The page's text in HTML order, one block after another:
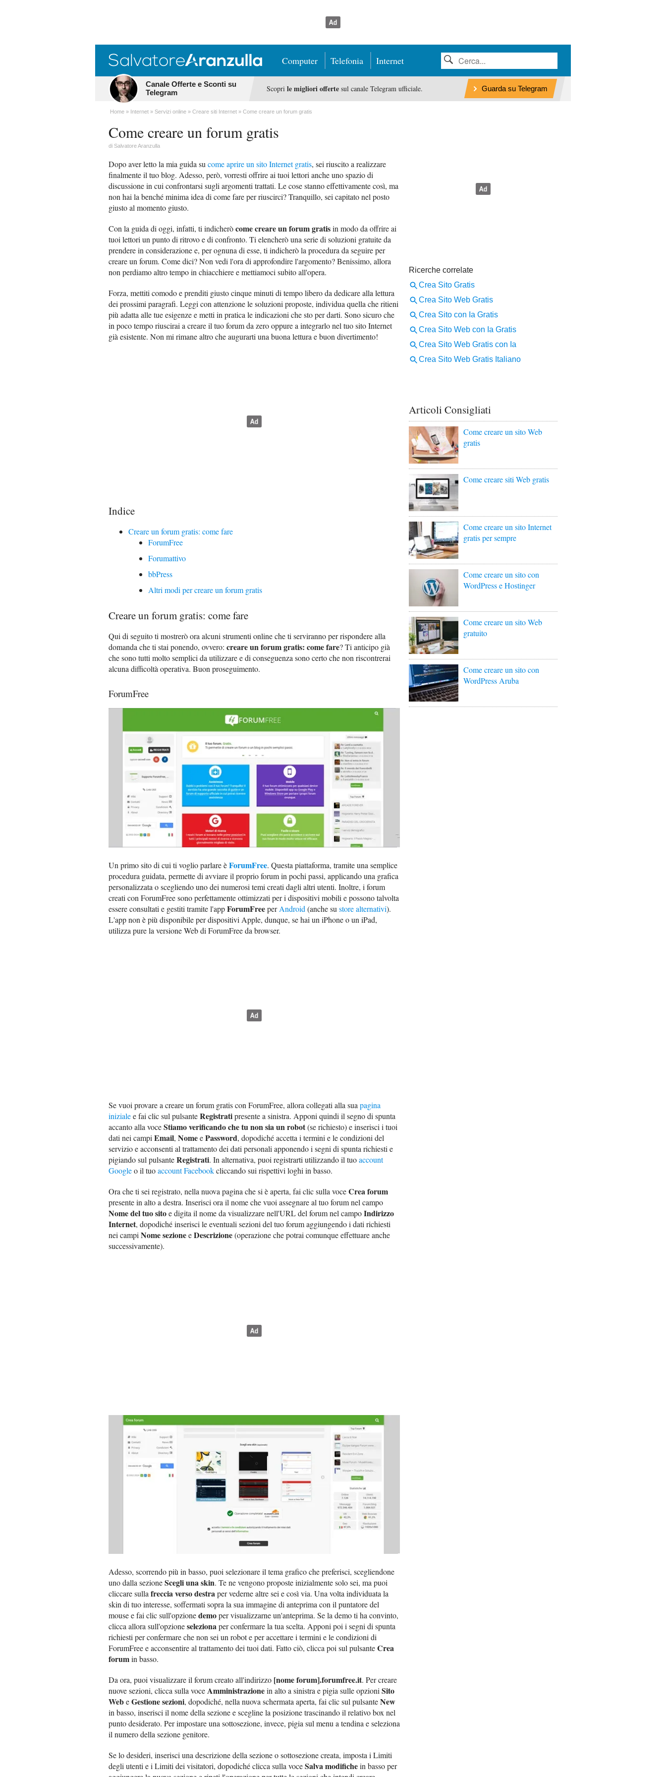
Computer Telefonia Internet
Canale Offerte e Sconti su
Telegram
Scopri le migliori offertesul canale Telegram ufficiale. Guarda su Telegram
Home Internet Servizi online Creare siti Internet Come creare un forum gratis
Come creare un forum gratis
di Salvatore Aranzulla
Dopo aver letto la mia guida su come aprire un sito Internet gratis, sei riuscito a realizzare
finalmente il tuo blog. Adesso, però, vorresti offrire ai tuoi lettori anche uno spazio di
discussione in cui confrontarsi sugli argomenti trattati. Le cose stanno effettivamente così, ma
non hai la benché minima idea di come fare per riuscirci? Tranquillo, sei capitato nel posto
giusto al momento giusto.
Con la guida di oggi, infatti, ti indicheròcome creare un forum gratisin modo da offrire ai
tuoi lettori un punto di ritrovo e di confronto. Ti elencherò una serie di soluzioni gratuite da
prendere in considerazione e, per ognuna di esse, ti indicherò la procedura da seguire per
creare un forum. Come dici? Non vedi l'ora di approfondire l'argomento? Benissimo, allora
non perdiamo altro tempo in chiacchiere e mettiamoci subito all'opera.
Forza, mettiti comodo e prenditi giusto cinque minuti di tempo libero da dedicare alla lettura
dei prossimi paragrafi. Leggi con attenzione le soluzioni proposte, individua quella che ritieni
più adatta alle tue esigenze e metti in pratica le indicazioni che sto per darti. Sono sicuro che
in poco tempo riuscirai a creare il tuo forum da zero oppure a integrarlo nel tuo sito Internet
già esistente. Non mi rimane altro che augurarti una buona lettura e buon divertimento!
Indice
Creare un forum gratis: come fare
ForumFree
Forumattivo
bbPress
Altri modi per creare un forum gratis
Creare un forum gratis: come fare
Qui di seguito ti mostrerò ora alcuni strumenti online che ti serviranno per rispondere alla
domanda che ti stai ponendo, ovvero: creare un forum gratis: come fare? Ti anticipo già
che sono tutti molto semplici da utilizzare e di conseguenza sono certo che non riscontrerai
alcuna difficoltà operativa. Buon proseguimento.
ForumFree
Un primo sito di cui ti voglio parlare èForumFree. Questa piattaforma, tramite una semplice
procedura guidata, permette di avviare il proprio forum in pochi passi, applicando una grafica
personalizzata o scegliendo uno dei numerosi temi creati dagli altri utenti. Inoltre, i forum
creati con ForumFree sono perfettamente ottimizzati per i dispositivi mobili e possono talvolta
essere consultati e gestiti tramite l'appForumFreeperAndroid(anche sustore alternativi).
L'app non è più disponibile per dispositivi Apple, dunque, se hai un iPhone o un iPad,
utilizza pure la versione Web di ForumFree da browser.
Se vuoi provare a creare un forum gratis con ForumFree, allora collegati alla suapagina
inizialee fai clic sul pulsanteRegistratipresente a sinistra. Apponi quindi il segno di spunta
accanto alla voceStiamo verificando che tu non sia un robot(se richiesto) e inserisci i tuoi
dati nei campiEmail, NomeePassword, dopodiché accetta i termini e le condizioni del
servizio e acconsenti al trattamento dei dati personali apponendo i segni di spunta richiesti e
pigiando sul pulsanteRegistrati. In alternativa, puoi registrarti utilizzando il tuoaccount
Googleo il tuoaccount Facebookcliccando sui rispettivi loghi in basso.
Ora che ti sei registrato, nella nuova pagina che si è aperta, fai clic sulla voceCrea forum
presente in alto a destra. Inserisci ora il nome che vuoi assegnare al tuo forum nel campo
Nome del tuo sitoe digita il nome da visualizzare nell'URL del forum nel campoIndirizzo
Internet, dopodiché inserisci le eventuali sezioni del tuo forum aggiungendo i dati richiesti
nei campiNome sezioneeDescrizione(operazione che potrai comunque effettuare anche
successivamente).
Adesso, scorrendo più in basso, puoi selezionare il tema grafico che preferisci, scegliendone
uno dalla sezioneScegli una skin. Te ne vengono proposte inizialmente solo sei, ma puoi
cliccare sulla freccia verso destraper vederne altre sei e così via. Una volta individuata la
skin di tuo interesse, soffermati sopra la sua immagine di anteprima con il puntatore del
mouse e fai clic sull'opzionedemoper visualizzarne un'anteprima. Se la demo ti ha convinto,
clicca allora sull'opzioneselezionaper confermare la tua scelta. Apponi poi i segni di spunta
richiesti per confermare che non sei un robot e per accettare i termini e le condizioni di
ForumFree e acconsentire al trattamento dei tuoi dati. Fatto ciò, clicca poi sul pulsanteCrea
forumin basso.
Da ora, puoi visualizzare il forum creato all'indirizzo [nome forum].forumfree.it. Per creare
nuove sezioni, clicca sulla voceAmministrazionein alto a sinistra e pigia sulle opzioni Sito
WebeGestione sezioni, dopodiché, nella nuova schermata aperta, fai clic sul pulsanteNew
in basso, inserisci il nome della sezione e scegline la posizione trascinando il relativo box nel
punto desiderato. Per impostare una sottosezione, invece, pigia sul menu a tendina e seleziona
il numero della sezione genitore.
Se lo desideri, inserisci una descrizione della sezione o sottosezione creata, imposta i Limiti
degli utenti e i Limiti dei visitatori, dopodiché clicca sulla voceSalva modifichein basso per
Articoli Consigliati
Come creare un sito Web
gratis
Come creare siti Web gratis
Come creare un sito Internet
gratis per sempre
Come creare un sito con
WordPress e Hostinger
Come creare un sito Web
gratuito
Come creare un sito con
WordPress Aruba